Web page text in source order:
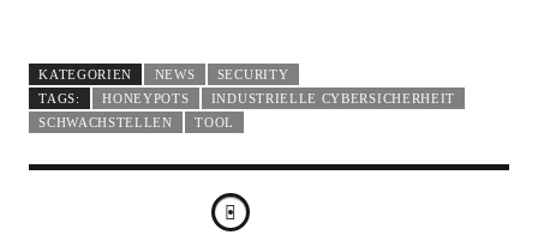
KATEGORIEN NEWS
SECURITY
TAGS:
HONEYPOTS
INDUSTRIELLE CYBERSICHERHEIT
SCHWACHSTELLEN
TOOL